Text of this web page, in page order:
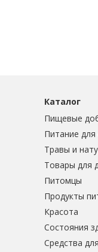
Каталог
Пищевые
Питание для
Травы и
Товары для
Питомцы
Продукты
Красота
Состояния
Средства